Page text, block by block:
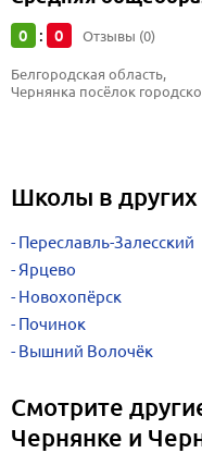
0 : 0 Отзывы (0)
Белгородская область,
Чернянка посёлок
Школы в других
Переславль-Залесский
Ярцево
Новохопёрск
Починок
Вышний Волочёк
Смотрите
Чернянке и